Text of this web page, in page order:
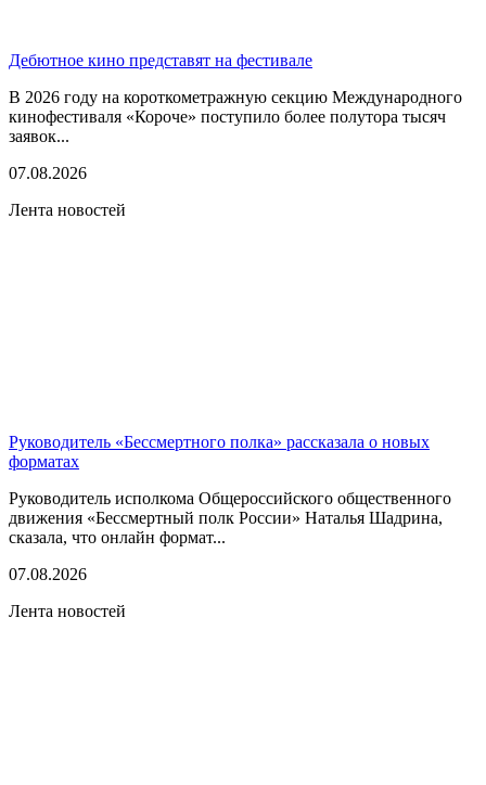
Дебютное кино представят на фестивале
В 2026 году на короткометражную секцию Международного
кинофестиваля «Короче» поступило более полутора тысяч
заявок...
07.08.2026
Лента новостей
Руководитель «Бессмертного полка» рассказала о новых
форматах
Руководитель исполкома Общероссийского общественного
движения «Бессмертный полк России» Наталья Шадрина,
сказала, что онлайн формат...
07.08.2026
Лента новостей